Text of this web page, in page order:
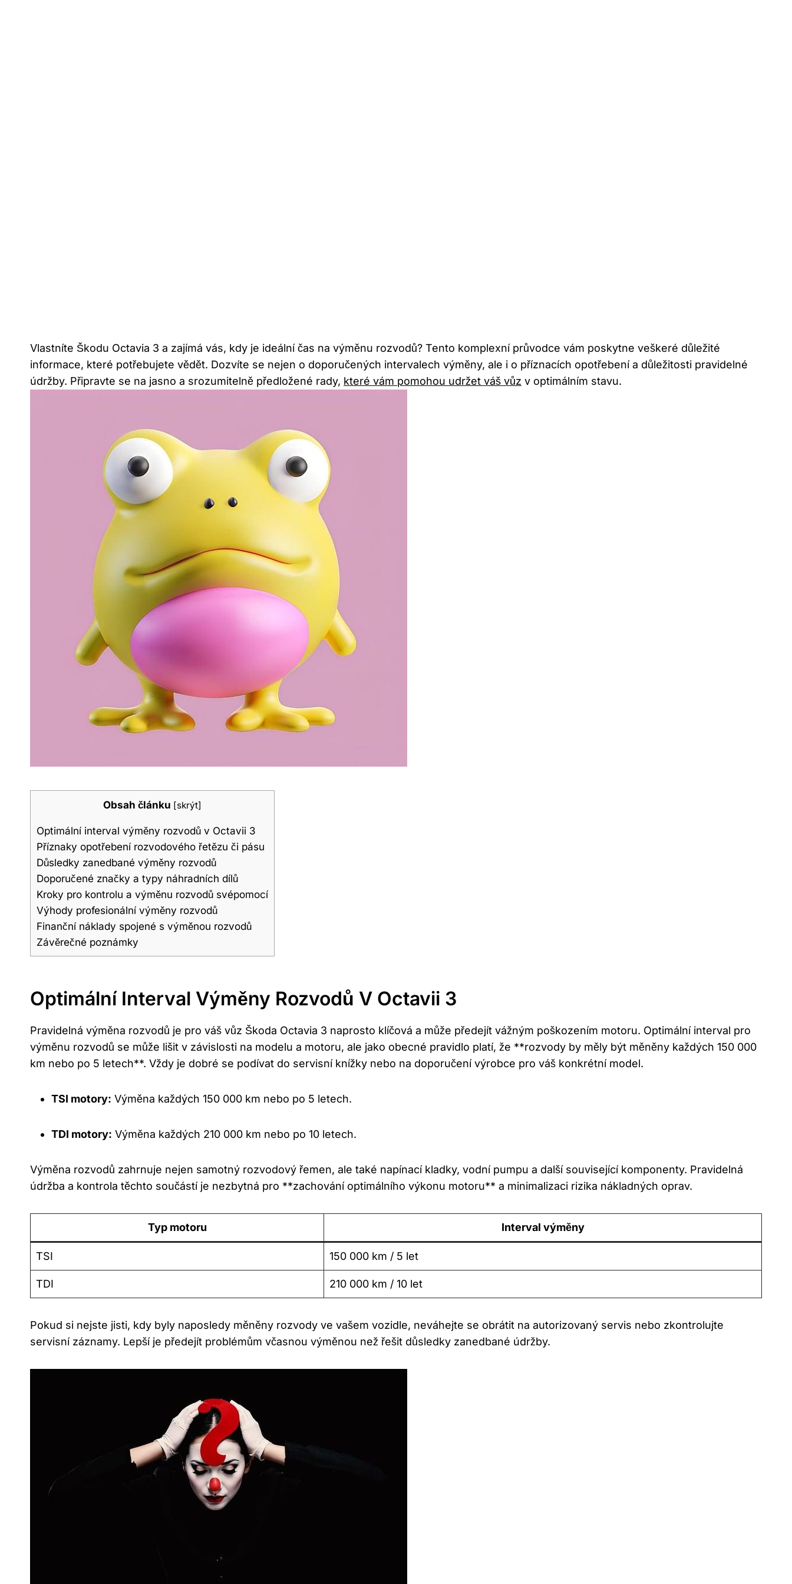
Vlastníte Škodu Octavia 3 a zajímá vás, kdy je ideální čas na výměnu rozvodů? Tento komplexní průvodce vám poskytne veškeré důležité
informace, které potřebujete vědět. Dozvíte se nejen o doporučených intervalech výměny, ale i o příznacích opotřebení a důležitosti pravidelné
údržby. Připravte se na jasno a srozumitelně předložené rady, které vám pomohou udržet váš vůz v optimálním stavu.
Obsah článku [skrýt]
Optimální interval výměny rozvodů v Octavii 3
Příznaky opotřebení rozvodového řetězu či pásu
Důsledky zanedbané výměny rozvodů
Doporučené značky a typy náhradních dílů
Kroky pro kontrolu a výměnu rozvodů svépomocí
Výhody profesionální výměny rozvodů
Finanční náklady spojené s výměnou rozvodů
Závěrečné poznámky
Optimální Interval Výměny Rozvodů V Octavii 3
Pravidelná výměna rozvodů je pro váš vůz Škoda Octavia 3 naprosto klíčová a může předejít vážným poškozením motoru. Optimální interval pro
výměnu rozvodů se může lišit v závislosti na modelu a motoru, ale jako obecné pravidlo platí, že **rozvody by měly být měněny každých 150 000
km nebo po 5 letech**. Vždy je dobré se podívat do servisní knížky nebo na doporučení výrobce pro váš konkrétní model.
TSI motory: Výměna každých 150 000 km nebo po 5 letech.
TDI motory: Výměna každých 210 000 km nebo po 10 letech.
Výměna rozvodů zahrnuje nejen samotný rozvodový řemen, ale také napínací kladky, vodní pumpu a další související komponenty. Pravidelná
údržba a kontrola těchto součástí je nezbytná pro **zachování optimálního výkonu motoru** a minimalizaci rizika nákladných oprav.
Typ motoru Interval výměny
TSI 150 000 km / 5 let
TDI 210 000 km / 10 let
Pokud si nejste jisti, kdy byly naposledy měněny rozvody ve vašem vozidle, neváhejte se obrátit na autorizovaný servis nebo zkontrolujte
servisní záznamy. Lepší je předejít problémům včasnou výměnou než řešit důsledky zanedbané údržby.